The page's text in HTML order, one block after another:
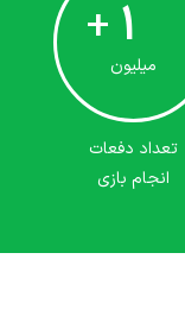
+ 1
میلیون
تعداد دفعات
انجام بازی